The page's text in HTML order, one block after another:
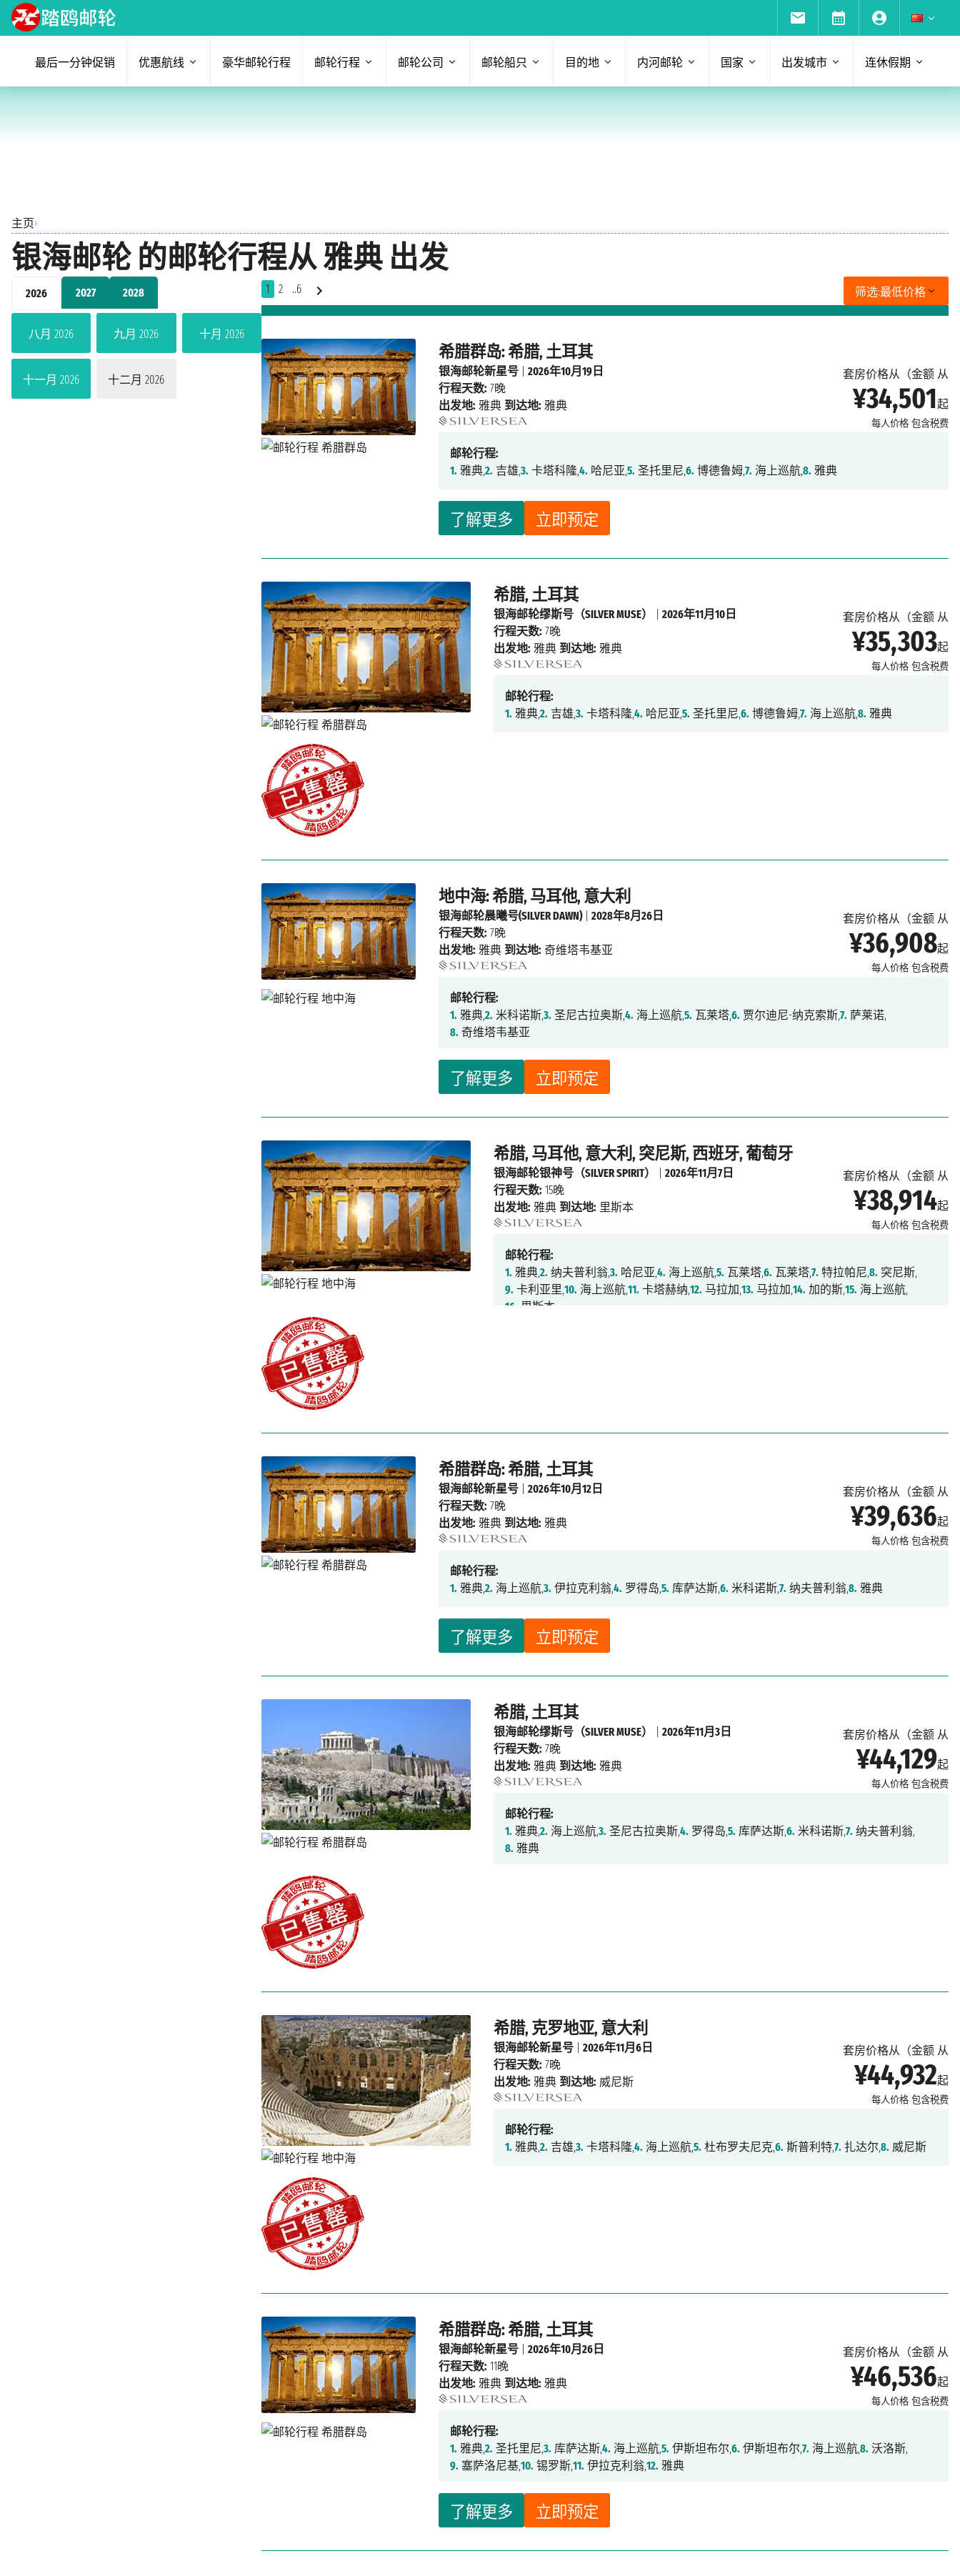
最后一分钟促销 优惠航线 豪华邮轮行程 邮轮行程 邮轮公司 邮轮船只 目的地 内河邮轮 国家 出发城市 连休假期
主页›
银海邮轮 的邮轮行程从 雅典 出发
2026 2027 2028
八月 2026 九月 2026 十月 2026
十一月 2026 十二月 2026
1 2 ..6 筛选:最低价格
希腊群岛: 希腊, 土耳其
套房价格从（金额 从
¥34,501起
每人价格 包含税费
了解更多 立即预定
银海邮轮新星号 |2026年10月19日
行程天数: 7晚
出发地: 雅典 到达地: 雅典
邮轮行程:
1. 雅典,2. 吉雄,3. 卡塔科隆,4. 哈尼亚,5. 圣托里尼,6. 博德鲁姆,7. 海上巡航,8. 雅典
希腊, 土耳其
套房价格从（金额 从
¥35,303起
每人价格 包含税费
银海邮轮缪斯号（SILVER MUSE）
2026年11月10日
行程天数: 7晚
出发地: 雅典 到达地: 雅典
邮轮行程:
1. 雅典,2. 吉雄,3. 卡塔科隆,4. 哈尼亚,5. 圣托里尼,6. 博德鲁姆,7. 海上巡航,8. 雅典
地中海: 希腊, 马耳他, 意大利
套房价格从（金额 从
¥36,908起
每人价格 包含税费
了解更多 立即预定
银海邮轮晨曦号(SILVER DAWN)|2028年8月26日
行程天数: 7晚
出发地: 雅典 到达地: 奇维塔韦基亚
邮轮行程:
1. 雅典,2. 米科诺斯,3. 圣尼古拉奥斯,4. 海上巡航,5. 瓦莱塔,6. 贾尔迪尼-纳克索斯,7. 萨莱诺,
8. 奇维塔韦基亚
希腊, 马耳他, 意大利, 突尼斯, 西班牙, 葡萄牙
套房价格从（金额 从
¥38,914起
每人价格 包含税费
银海邮轮银神号（SILVER SPIRIT）
2026年11月7日
行程天数: 15晚
出发地: 雅典 到达地: 里斯本
邮轮行程:
1. 雅典,2. 纳夫普利翁,3. 哈尼亚,4. 海上巡航,5. 瓦莱塔,6. 瓦莱塔,7. 特拉帕尼,8. 突尼斯,
9. 卡利亚里,10. 海上巡航,11. 卡塔赫纳,12. 马拉加,13. 马拉加,14. 加的斯,15. 海上巡航,
16. 里斯本
希腊群岛: 希腊, 土耳其
套房价格从（金额 从
¥39,636起
每人价格 包含税费
了解更多 立即预定
银海邮轮新星号 |2026年10月12日
行程天数: 7晚
出发地: 雅典 到达地: 雅典
邮轮行程:
1. 雅典,2. 海上巡航,3. 伊拉克利翁,4. 罗得岛,5. 库萨达斯,6. 米科诺斯,7. 纳夫普利翁,8. 雅典
希腊, 土耳其
套房价格从（金额 从
¥44,129起
每人价格 包含税费
银海邮轮缪斯号（SILVER MUSE）
2026年11月3日
行程天数: 7晚
出发地: 雅典 到达地: 雅典
邮轮行程:
1. 雅典,2. 海上巡航,3. 圣尼古拉奥斯,4. 罗得岛,5. 库萨达斯,6. 米科诺斯,7. 纳夫普利翁,
8. 雅典
希腊, 克罗地亚, 意大利
套房价格从（金额 从
¥44,932起
每人价格 包含税费
银海邮轮新星号| 2026年11月6日
行程天数: 7晚
出发地: 雅典 到达地: 威尼斯
邮轮行程:
1. 雅典,2. 吉雄,3. 卡塔科隆,4. 海上巡航,5. 杜布罗夫尼克,6. 斯普利特,7. 扎达尔,8. 威尼斯
希腊群岛: 希腊, 土耳其
套房价格从（金额 从
¥46,536起
每人价格 包含税费
了解更多 立即预定
银海邮轮新星号 |2026年10月26日
行程天数: 11晚
出发地: 雅典 到达地: 雅典
邮轮行程:
1. 雅典,2. 圣托里尼,3. 库萨达斯,4. 海上巡航,5. 伊斯坦布尔,6. 伊斯坦布尔,7. 海上巡航,8. 沃洛斯,
9. 塞萨洛尼基,10. 锡罗斯,11. 伊拉克利翁,12. 雅典